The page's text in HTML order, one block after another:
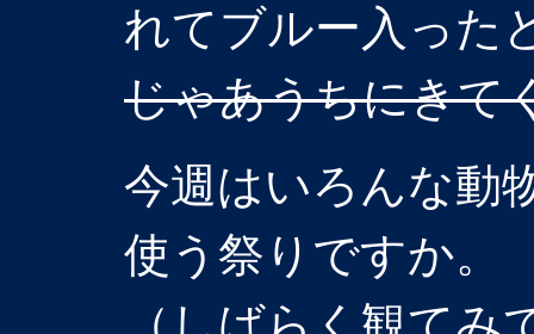
れてブルー入った
じゃあうちにきて
今週はいろんな動
使う祭りですか。